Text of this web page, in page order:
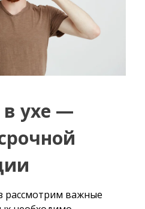
в ухе —
рассмотрим важные